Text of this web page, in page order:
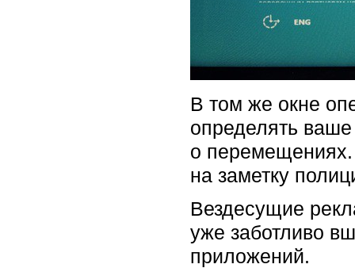
В том же окне
определять
о перемещениях.
на заметку
Вездесущие
уже заботливо
приложений.